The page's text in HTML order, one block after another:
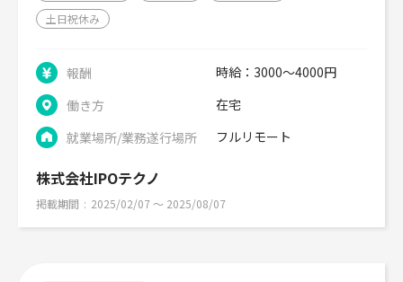
土日祝休み
報酬
時給：3000～4000円
働き方
在宅
就業場所/業務遂行場所
フルリモート
株式会社IPOテクノ
掲載期間 2025/02/07 〜 2025/08/07